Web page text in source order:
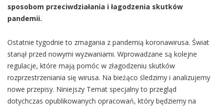
sposobom przeciwdziałania i łagodzenia skutków
pandemii.
Ostatnie tygodnie to zmagania z pandemią koronawirusa. Świat
stanął przed nowymi wyzwaniami. Wprowadzane są kolejne
regulacje, które mają pomóc w złagodzeniu skutków
rozprzestrzeniania się wirusa. Na bieżąco śledzimy i analizujemy
nowe przepisy. Niniejszy Temat specjalny to przegląd
dotychczas opublikowanych opracowań, który będziemy na